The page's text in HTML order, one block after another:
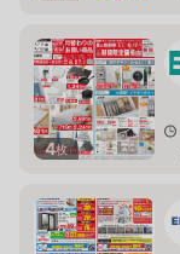
4枚